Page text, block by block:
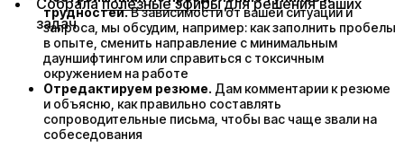
задач
трудностей.В зависимости от вашей ситуации и
запроса, мы обсудим, например: как заполнить пробелы
в опыте, сменить направление с минимальным
дауншифтингом или справиться с токсичным
окружением на работе
Отредактируем резюме. Дам комментарии к резюме
и объясню, как правильно составлять
сопроводительные письма, чтобы вас чаще звали на
собеседования